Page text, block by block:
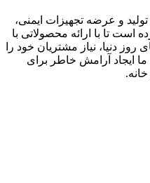
تولید و عرضه تجهیزات ایمنی،
تا با ارائه محصولاتی با
روز دنیا، نیاز مشتریان خود را
ایجاد آرامش خاطر برای